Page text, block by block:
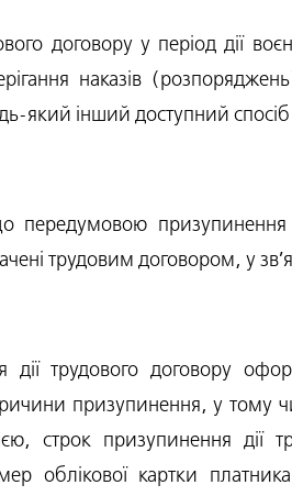
договору у період дії
наказів
який інший доступний спосіб
передумовою призупинення
трудовим договором, у
дії трудового договору
призупинення, у тому
строк призупинення дії
облікової картки